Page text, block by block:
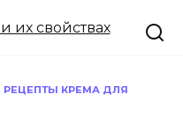
КРЕМА ДЛЯ